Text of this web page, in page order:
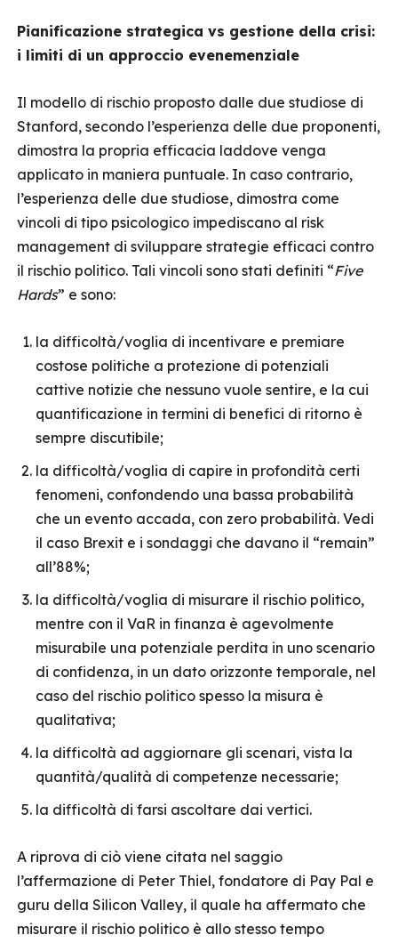
Pianificazione strategica vs gestione della crisi:
i limiti di un approccio evenemenziale
Il modello di rischio proposto dalle due studiose di
Stanford, secondo l’esperienza delle due proponenti,
dimostra la propria efficacia laddove venga
applicato in maniera puntuale. In caso contrario,
l’esperienza delle due studiose, dimostra come
vincoli di tipo psicologico impediscano al risk
management di sviluppare strategie efficaci contro
il rischio politico. Tali vincoli sono stati definiti “Five
Hards” e sono:
la difficoltà/voglia di incentivare e premiare
costose politiche a protezione di potenziali
cattive notizie che nessuno vuole sentire, e la cui
quantificazione in termini di benefici di ritorno è
sempre discutibile;
la difficoltà/voglia di capire in profondità certi
fenomeni, confondendo una bassa probabilità
che un evento accada, con zero probabilità. Vedi
il caso Brexit e i sondaggi che davano il “remain”
all’88%;
la difficoltà/voglia di misurare il rischio politico,
mentre con il VaR in finanza è agevolmente
misurabile una potenziale perdita in uno scenario
di confidenza, in un dato orizzonte temporale, nel
caso del rischio politico spesso la misura è
qualitativa;
la difficoltà ad aggiornare gli scenari, vista la
quantità/qualità di competenze necessarie;
la difficoltà di farsi ascoltare dai vertici.
A riprova di ciò viene citata nel saggio
l’affermazione di Peter Thiel, fondatore di Pay Pal e
guru della Silicon Valley, il quale ha affermato che
misurare il rischio politico è allo stesso tempo